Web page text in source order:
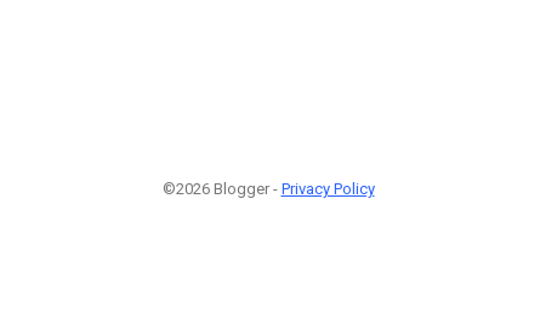
©2026 Blogger - Privacy Policy